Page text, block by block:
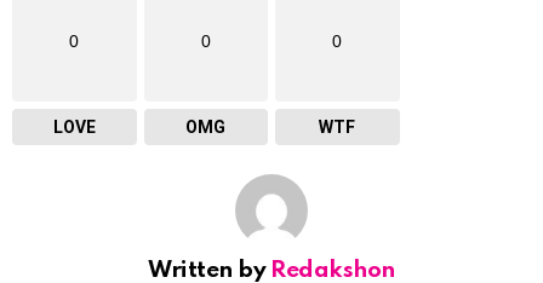
0
LOVE
0
OMG
0
WTF
Written by Redakshon